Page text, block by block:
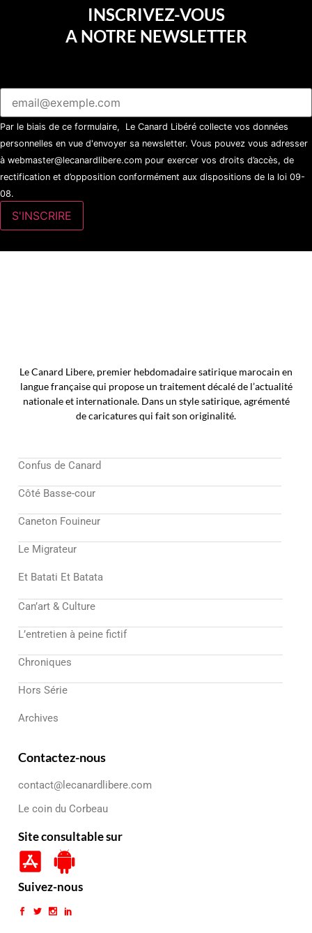
INSCRIVEZ-VOUS
A NOTRE NEWSLETTER
Par le biais de ce formulaire, Le Canard Libéré collecte vos données
personnelles en vue d'envoyer sa newsletter. Vous pouvez vous adresser
à webmaster@lecanardlibere.com pour exercer vos droits d’accès, de
rectification et d’opposition conformément aux dispositions de la loi 09-
08.
Le Canard Libere, premier hebdomadaire satirique marocain en
langue française qui propose un traitement décalé de l’actualité
nationale et internationale. Dans un style satirique, agrémenté
de caricatures qui fait son originalité.
Confus de Canard
Côté Basse-cour
Caneton Fouineur
Le Migrateur
Et Batati Et Batata
Can’art & Culture
L’entretien à peine fictif
Chroniques
Hors Série
Archives
Contactez-nous
contact@lecanardlibere.com
Le coin du Corbeau
Site consultable sur
Suivez-nous